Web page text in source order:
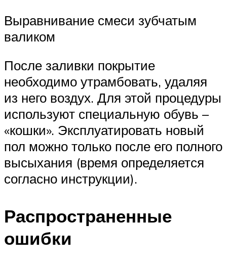
Выравнивание смеси зубчатым
валиком
После заливки покрытие
необходимо утрамбовать, удаляя
из него воздух. Для этой процедуры
используют специальную обувь –
«кошки». Эксплуатировать новый
пол можно только после его полного
высыхания (время определяется
согласно инструкции).
Распространенные
ошибки